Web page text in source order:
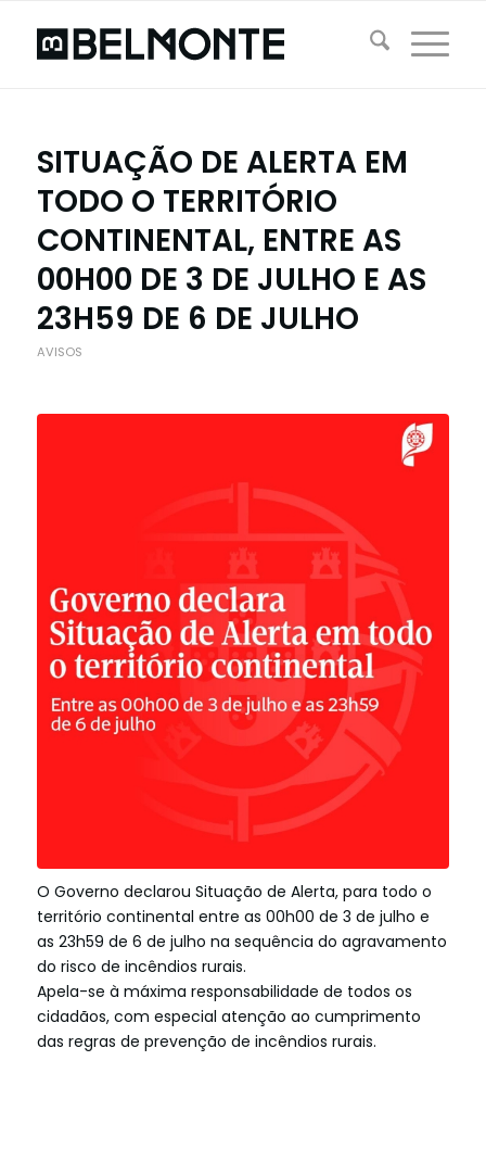
SITUAÇÃO DE ALERTA EM
TODO O TERRITÓRIO
CONTINENTAL, ENTRE AS
00H00 DE 3 DE JULHO E AS
23H59 DE 6 DE JULHO
AVISOS
O Governo declarou Situação de Alerta, para todo o
território continental entre as 00h00 de 3 de julho e
as 23h59 de 6 de julho na sequência do agravamento
do risco de incêndios rurais.
Apela-se à máxima responsabilidade de todos os
cidadãos, com especial atenção ao cumprimento
das regras de prevenção de incêndios rurais.